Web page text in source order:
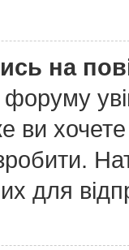
на
форуму
ви
для